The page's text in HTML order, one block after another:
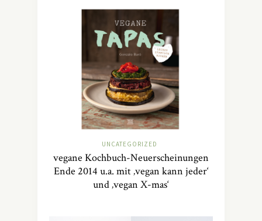
UNCATEGORIZED
vegane Kochbuch-Neuerscheinungen
Ende 2014 u.a. mit ‚vegan kann jeder‘
und ‚vegan X-mas‘